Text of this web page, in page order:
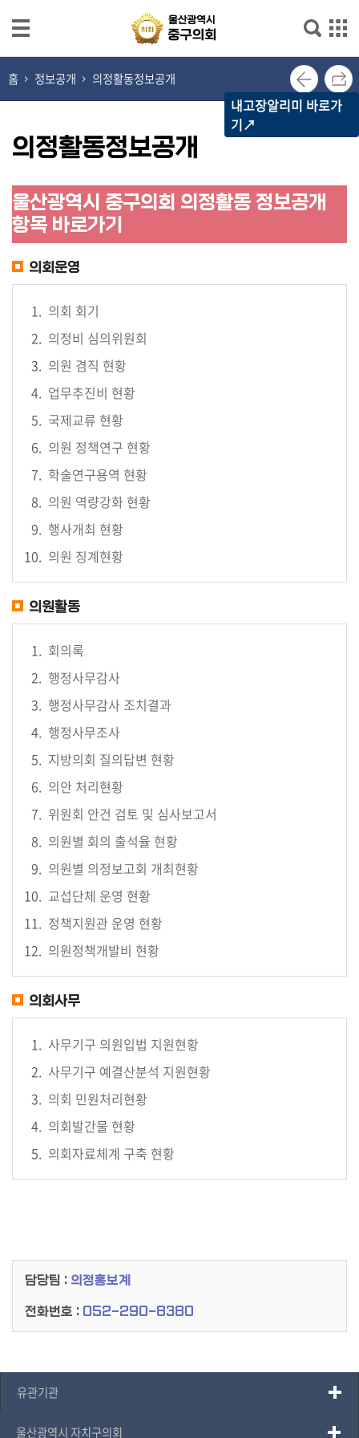
본문으로 바로가기
메인메뉴 바로가기
열
린
장
실
의
회
소
의
원
광
장
의
소
식
의
회
기
의
정
활
의
정
자
료
실
구
민
광
장
회
록
보
공
이
안
내
홈 정보공개 의정활동정보공개
의정활동정보공개
내고장알리미 바로가
기↗
울산광역시 중구의회 의정활동 정보공개
항목 바로가기
의회운영
의회 회기
의정비 심의위원회
의원 겸직 현황
업무추진비 현황
국제교류 현황
의원 정책연구 현황
학술연구용역 현황
의원 역량강화 현황
행사개최 현황
의원 징계현황
의원활동
회의록
행정사무감사
행정사무감사 조치결과
행정사무조사
지방의회 질의답변 현황
의안 처리현황
위원회 안건 검토 및 심사보고서
의원별 회의 출석율 현황
의원별 의정보고회 개최현황
교섭단체 운영 현황
정책지원관 운영 현황
의원정책개발비 현황
의회사무
사무기구 의원입법 지원현황
사무기구 예결산분석 지원현황
의회 민원처리현황
의회발간물 현황
의회자료체계 구축 현황
담당팀 : 의정홍보계
전화번호 : 052-290-8380
유관기관
울산광역시 자치구의회